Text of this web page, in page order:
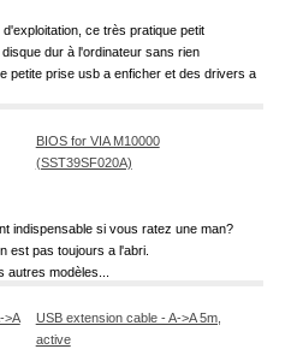
ce très pratique petit
dur à l'ordinateur sans rien
petite prise usb a enficher et des drivers a
BIOS for VIA M10000
(SST39SF020A)
indispensable si vous ratez une man?
est pas toujours a l'abri.
modèles...
USB extension cable - A->A 5m,
active